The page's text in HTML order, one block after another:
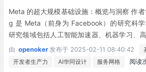
Meta 的超大规模基础设施：概览与洞察 作
g 是 Meta（前身为 Facebook）的研究科
研究领域包括人工智能加速器、机器学习、
在加入 Facebook 之前，他曾是 IBM T.J.
人员和经理。 引言 超大规模基础设施供应商（如阿里巴巴、亚马
由 openoker 发布于 2025-02-11 08:40:42
开发者生产力
AI华同设计 服务网格 阅读